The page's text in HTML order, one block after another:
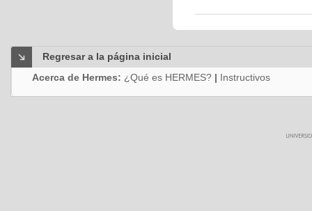
Regresar a la página inicial
Acerca de Hermes: ¿Qué es HERMES? | Instructivos